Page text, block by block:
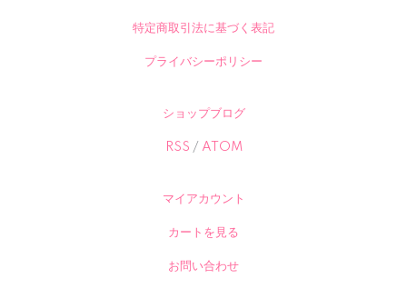
特定商取引法に基づく表記
プライバシーポリシー
ショップブログ
RSS / ATOM
マイアカウント
カートを見る
お問い合わせ